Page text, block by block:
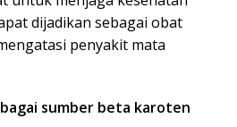
dijadikan sebagai obat
penyakit mata
sumber beta karoten